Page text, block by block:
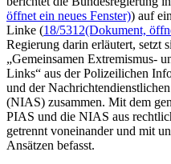
öffnet ein neues Fenster)) auf
Linke (18/5312(Dokument,
Regierung darin erläutert, setzt
„Gemeinsamen Extremismus-
Links“ aus der Polizeilichen
und der
(NIAS) zusammen. Mit dem
PIAS und die NIAS aus
getrennt voneinander und mit
Ansätzen befasst.